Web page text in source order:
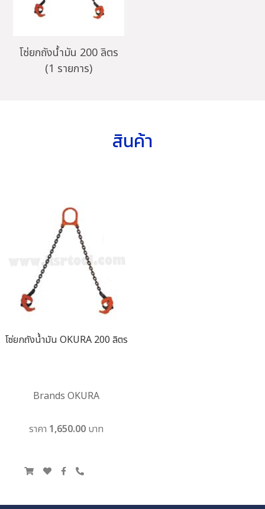
โซ่ยกถังน้ำมัน 200 ลิตร
(1 รายการ)
สินค้า
โซ่ยกถังน้ำมัน OKURA 200 ลิตร
Brands OKURA
ราคา 1,650.00 บาท